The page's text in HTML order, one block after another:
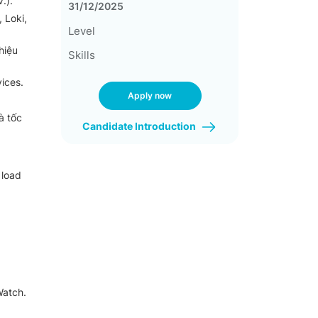
Loki,
tốc
31/12/2025
Level
Skills
Apply now
Candidate Introduction